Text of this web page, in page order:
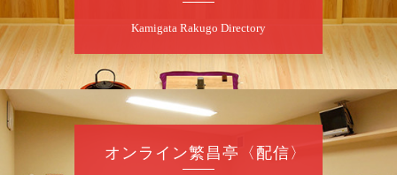
★菟道亭 配信あり
8月7日（金）
噺家が落語と芝居をしてみる会
桂米之助／桂団治郎／桂弥太郎／桂米舞／是
Kamigata Rakugo Directory
オンライン繁昌亭〈配信〉